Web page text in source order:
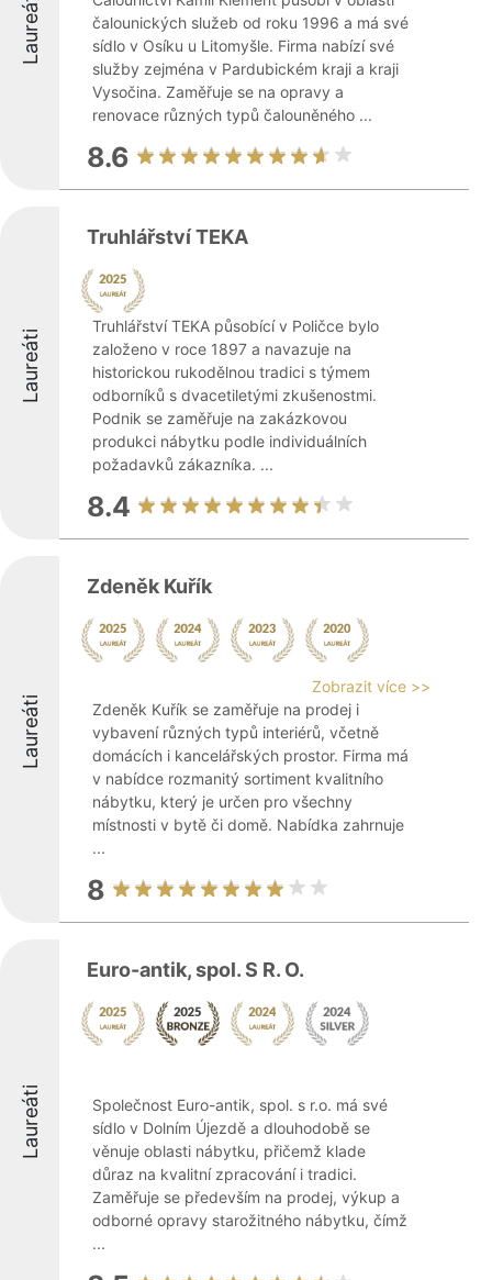
Laureáti
čalounických služeb od roku 1996 a má své
sídlo v Osíku u Litomyšle. Firma nabízí své
služby zejména v Pardubickém kraji a kraji
Vysočina. Zaměřuje se na opravy a
renovace různých typů čalouněného ...
8.6
Laureáti
Truhlářství TEKA
Truhlářství TEKA působící v Poličce bylo
založeno v roce 1897 a navazuje na
historickou rukodělnou tradici s týmem
odborníků s dvacetiletými zkušenostmi.
Podnik se zaměřuje na zakázkovou
produkci nábytku podle individuálních
požadavků zákazníka. ...
8.4
Laureáti
Zdeněk Kuřík
Zobrazit více >>
Zdeněk Kuřík se zaměřuje na prodej i
vybavení různých typů interiérů, včetně
domácích i kancelářských prostor. Firma má
v nabídce rozmanitý sortiment kvalitního
nábytku, který je určen pro všechny
místnosti v bytě či domě. Nabídka zahrnuje
...
8
Laureáti
Euro-antik, spol. S R. O.
Společnost Euro-antik, spol. s r.o. má své
sídlo v Dolním Újezdě a dlouhodobě se
věnuje oblasti nábytku, přičemž klade
důraz na kvalitní zpracování i tradici.
Zaměřuje se především na prodej, výkup a
odborné opravy starožitného nábytku, čímž
...